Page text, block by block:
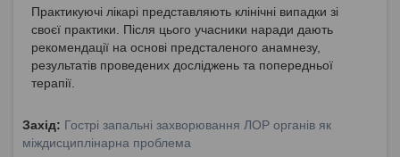
Практикуючі лікарі представляють клінічні випадки зі
своєї практики. Після цього учасники наради дають
рекомендації на основі предсталеного анамнезу,
результатів проведених досліджень та попередньої
терапії.
Захід: Гострі запальні захворювання ЛОР органів як
міждисциплінарна проблема